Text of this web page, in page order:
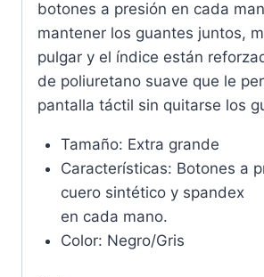
botones a presión en cada
mantener los guantes juntos,
pulgar y el índice están
de poliuretano suave que le
pantalla táctil sin quitarse los
Tamaño: Extra grande
Características: Botones a
cuero sintético y spandex
en cada mano.
Color: Negro/Gris